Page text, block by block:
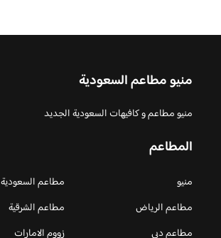
منيو مطاعم السعودية
منيو مطاعم و كافيهات السعودية الجديد
المطاعم
منيو
مطاعم السعودية
مطاعم الرياض
مطاعم الشرقية
مطاعم دبي
زووم الامارات